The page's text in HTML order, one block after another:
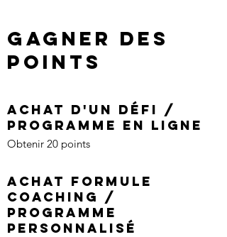
Gagner des
points
Achat d'un défi /
programme en ligne
Obtenir 20 points
Achat formule
Coaching /
Programme
Personnalisé